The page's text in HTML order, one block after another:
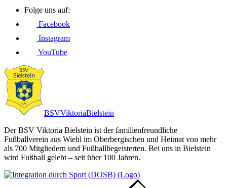
Folge uns auf:
Facebook
Instagram
YouTube
BSVViktoriaBielstein
Der BSV Viktoria Bielstein ist der familienfreundliche
Fußballverein aus Wiehl im Oberbergischen und Heimat von mehr
als 700 Mitgliedern und Fußballbegeisterten. Bei uns in Bielstein
wird Fußball gelebt – seit über 100 Jahren.